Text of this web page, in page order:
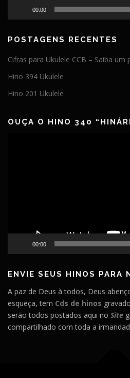
00:00
POSTAGENS RECENTES
Cifras para Ukulele CCB – Saiba um
Hino 394 Ukulele
Hino 201 Ukulele
OUÇA O HINO 340
00:00
ENVIE SEUS HINOS PARA
A paz de Deus à todos, Deus
esqueça, tem Cds de hinos
serão todos postados aqui no Site
compartilhado com toda a